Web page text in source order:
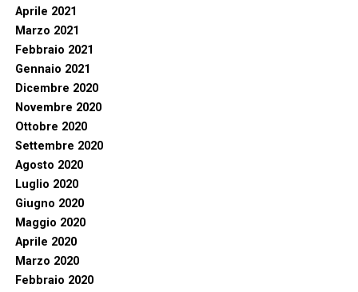
Aprile 2021
Marzo 2021
Febbraio 2021
Gennaio 2021
Dicembre 2020
Novembre 2020
Ottobre 2020
Settembre 2020
Agosto 2020
Luglio 2020
Giugno 2020
Maggio 2020
Aprile 2020
Marzo 2020
Febbraio 2020